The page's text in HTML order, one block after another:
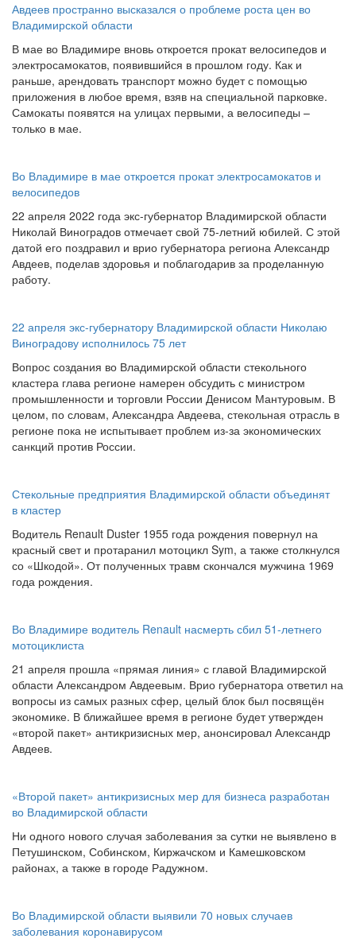
Авдеев пространно высказался о проблеме роста цен во
Владимирской области
В мае во Владимире вновь откроется прокат велосипедов и
электросамокатов, появившийся в прошлом году. Как и
раньше, арендовать транспорт можно будет с помощью
приложения в любое время, взяв на специальной парковке.
Самокаты появятся на улицах первыми, а велосипеды –
только в мае.
Во Владимире в мае откроется прокат электросамокатов и
велосипедов
22 апреля 2022 года экс-губернатор Владимирской области
Николай Виноградов отмечает свой 75-летний юбилей. С этой
датой его поздравил и врио губернатора региона Александр
Авдеев, поделав здоровья и поблагодарив за проделанную
работу.
22 апреля экс-губернатору Владимирской области Николаю
Виноградову исполнилось 75 лет
Вопрос создания во Владимирской области стекольного
кластера глава регионе намерен обсудить с министром
промышленности и торговли России Денисом Мантуровым. В
целом, по словам, Александра Авдеева, стекольная отрасль в
регионе пока не испытывает проблем из-за экономических
санкций против России.
Стекольные предприятия Владимирской области объединят
в кластер
Водитель Renault Duster 1955 года рождения повернул на
красный свет и протаранил мотоцикл Sym, а также столкнулся
со «Шкодой». От полученных травм скончался мужчина 1969
года рождения.
Во Владимире водитель Renault насмерть сбил 51-летнего
мотоциклиста
21 апреля прошла «прямая линия» с главой Владимирской
области Александром Авдеевым. Врио губернатора ответил на
вопросы из самых разных сфер, целый блок был посвящён
экономике. В ближайшее время в регионе будет утвержден
«второй пакет» антикризисных мер, анонсировал Александр
Авдеев.
«Второй пакет» антикризисных мер для бизнеса разработан
во Владимирской области
Ни одного нового случая заболевания за сутки не выявлено в
Петушинском, Собинском, Киржачском и Камешковском
районах, а также в городе Радужном.
Во Владимирской области выявили 70 новых случаев
заболевания коронавирусом